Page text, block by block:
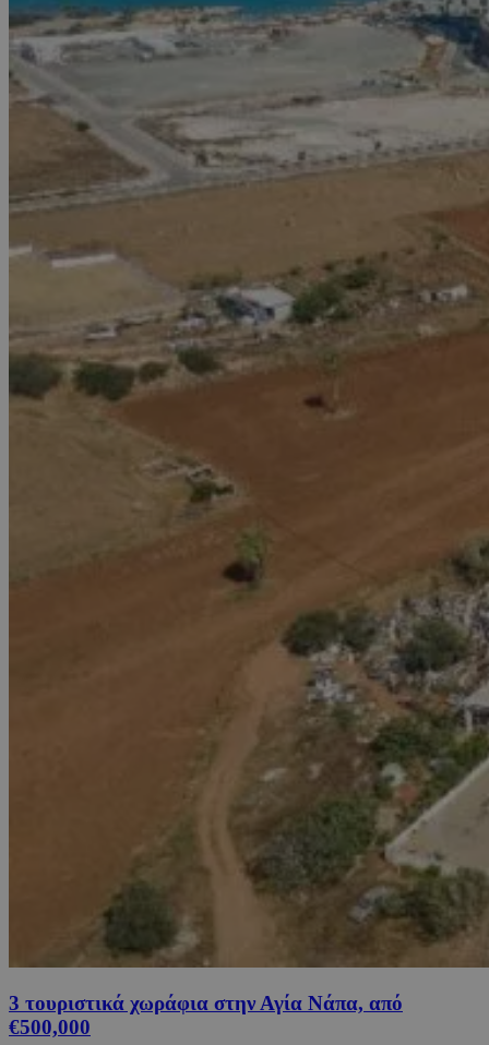
3 τουριστικά χωράφια στην Αγία Νάπα, από
€500,000